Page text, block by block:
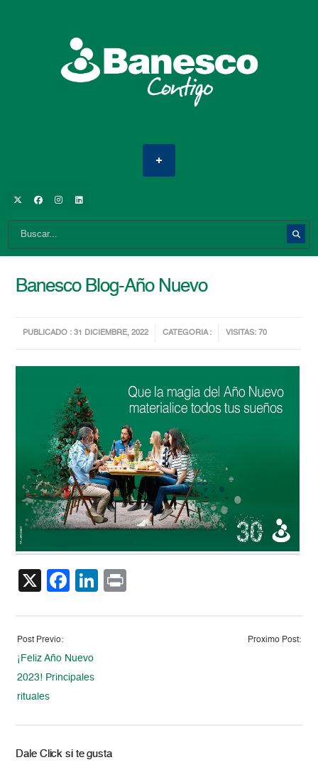
Banesco Blog-Año Nuevo
PUBLICADO : 31 DICIEMBRE, 2022 CATEGORIA : VISITAS: 70
X Facebook
LinkedIn
Post Previo:
¡Feliz Año Nuevo
2023! Principales
rituales
Proximo Post:
Dale Click si te gusta